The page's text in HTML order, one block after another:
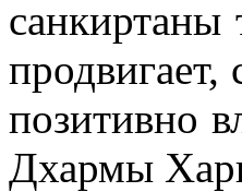
санкиртаны
продвигает,
позитивно
Дхармы